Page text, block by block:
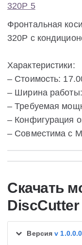
Фронтальная
320P с
Характеристики:
– Стоимость:
– Ширина
– Требуемая
– Конфигурация
– Совместима с
Скачать
DiscCutter
Версияv 1.0.0.0